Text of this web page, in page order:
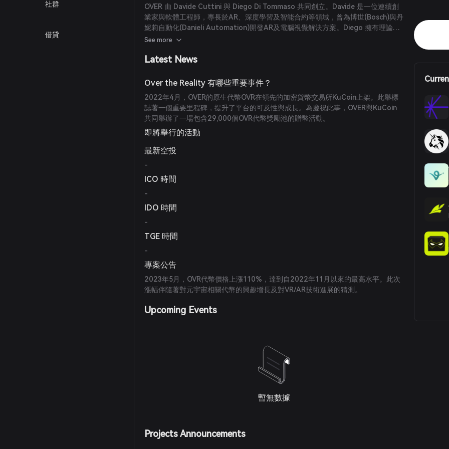
社群
借貸
OVER 由 Davide Cuttini 與 Diego Di Tommaso 共同創立。Davide 是一位連續創
業家與軟體工程師，專長於AR、深度學習及智能合約等領域，曾為博世(Bosch)與丹
妮莉自動化(Danieli Automation)開發AR及電腦視覺解決方案。Diego 擁有理論哲
學學位及來自SDA Bocconi的MBA學位，並於UCLA專攻金融。他在創新管理領域經
See more
Latest News
Over the Reality 有哪些重要事件？
2022年4月，OVER的原生代幣OVR在領先的加密貨幣交易所KuCoin上架。此舉標
誌著一個重要里程碑，提升了平台的可及性與成長。為慶祝此事，OVER與KuCoin
共同舉辦了一場包含29,000個OVR代幣獎勵池的贈幣活動。
即將舉行的活動
最新空投
-
ICO 時間
-
IDO 時間
-
TGE 時間
-
專案公告
2023年5月，OVR代幣價格上漲110%，達到自2022年11月以來的最高水平。此次
漲幅伴隨著對元宇宙相關代幣的興趣增長及對VR/AR技術進展的猜測。
Upcoming Events
暫無數據
Projects Announcements